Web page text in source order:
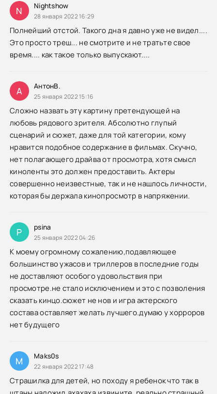
N Nightshow
28 января 2022 16:29
Полнейший отстой. Такого дна я давно уже не видел....
Это просто треш... не смотрите и не тратьте свое
время.... как такое только выпускают....
А АнтонВ.
25 января 2022 15:16
Сложно назвать эту картину претендующей на
любовь рядового зрителя. Абсолютно глупый
сценарий и сюжет, даже для той категории, кому
нравится подобное содержание в фильмах. Скучно,
нет полагающего драйва от просмотра, хотя смысл
киноленты это должен предоставить. Актеры
совершенно неизвестные, так и не нашлось личности,
которая бы держала кинопросмотр в напряжении.
P psina
25 января 2022 04:26
К моему огромному сожалению,подавляющее
большинство ужасов и триллеров в последние годы
не доставляют особого удовольствия при
просмотре.не стало исключением и это с позволения
сказать кинцо.сюжет не нов и игра актерского
состава оставляет желать лучшего.думаю у хорроров
нет будущего
M Maks0s
22 января 2022 17:48
Страшилка для детей, но походу я ребенок что так в